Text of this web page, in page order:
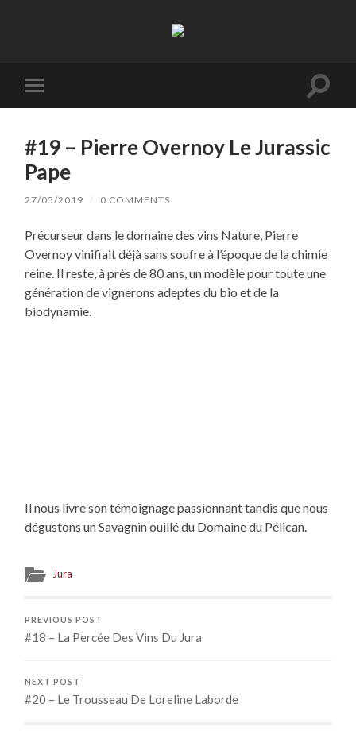
mobile
Toggle
#19 – Pierre Overnoy Le Jurassic
Pape
27/05/2019 / 0 COMMENTS
Précurseur dans le domaine des vins Nature, Pierre
Overnoy vinifiait déjà sans soufre à l’époque de la chimie
reine. Il reste, à près de 80 ans, un modèle pour toute une
génération de vignerons adeptes du bio et de la
biodynamie.
Il nous livre son témoignage passionnant tandis que nous
dégustons un Savagnin ouillé du Domaine du Pélican.
Jura
PREVIOUS POST
#18 – La Percée Des Vins Du Jura
NEXT POST
#20 – Le Trousseau De Loreline Laborde